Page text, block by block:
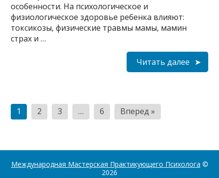
особенности. На психологическое и
физиологическое здоровье ребенка влияют:
токсикозы, физические травмы мамы, мамин
страх и …
Читать далее
Пагинация
записей
1 2 3 … 6 Вперед »
Международная Мастерская Практикующего Психолога ©
2026